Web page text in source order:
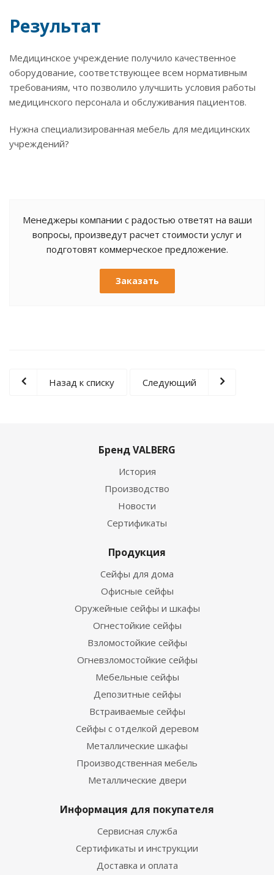
Результат
Медицинское учреждение получило качественное
оборудование, соответствующее всем нормативным
требованиям, что позволило улучшить условия работы
медицинского персонала и обслуживания пациентов.
Нужна специализированная мебель для медицинских
учреждений?
Менеджеры компании с радостью ответят на ваши
вопросы, произведут расчет стоимости услуг и
подготовят коммерческое предложение.
Заказать
Назад к списку Следующий
Бренд VALBERG
История
Производство
Новости
Сертификаты
Продукция
Сейфы для дома
Офисные сейфы
Оружейные сейфы и шкафы
Огнестойкие сейфы
Взломостойкие сейфы
Огневзломостойкие сейфы
Мебельные сейфы
Депозитные сейфы
Встраиваемые сейфы
Сейфы с отделкой деревом
Металлические шкафы
Производственная мебель
Металлические двери
Информация для покупателя
Сервисная служба
Сертификаты и инструкции
Доставка и оплата